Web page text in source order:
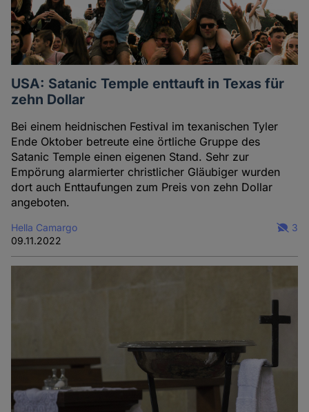
USA: Satanic Temple enttauft in Texas für
zehn Dollar
Bei einem heidnischen Festival im texanischen Tyler
Ende Oktober betreute eine örtliche Gruppe des
Satanic Temple einen eigenen Stand. Sehr zur
Empörung alarmierter christlicher Gläubiger wurden
dort auch Enttaufungen zum Preis von zehn Dollar
angeboten.
Hella Camargo
09.11.2022
3